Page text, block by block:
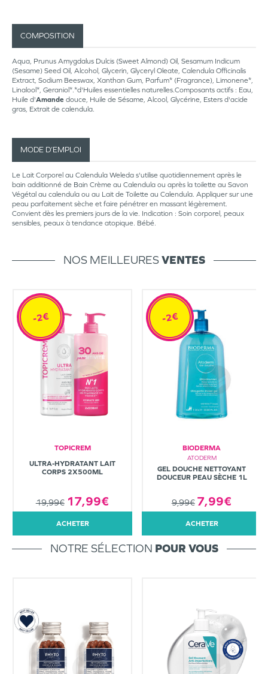
COMPOSITION
Aqua, Prunus Amygdalus Dulcis (Sweet Almond) Oil, Sesamum Indicum
(Sesame) Seed Oil, Alcohol, Glycerin, Glyceryl Oleate, Calendula Officinalis
Extract, Sodium Beeswax, Xanthan Gum, Parfum* (Fragrance), Limonene*,
Linalool*, Geraniol*.*d'Huiles essentielles naturelles.Composants actifs : Eau,
Huile d'Amande douce, Huile de Sésame, Alcool, Glycérine, Esters d'acide
gras, Extrait de calendula.
MODE D’EMPLOI
Le Lait Corporel au Calendula Weleda s'utilise quotidiennement après le
bain additionné de Bain Crème au Calendula ou après la toilette au Savon
Végétal au calendula ou au Lait de Toilette au Calendula. Appliquer sur une
peau parfaitement sèche et faire pénétrer en massant légèrement.
Convient dès les premiers jours de la vie. Indication : Soin corporel, peaux
sensibles, peaux à tendance atopique. Bébé.
NOS MEILLEURESVENTES
TOPICREM
ULTRA-HYDRATANT LAIT
CORPS 2X500ML
19,99€ 17,99€
-2€
ACHETER
BIODERMA
ATODERM
GEL DOUCHE NETTOYANT
DOUCEUR PEAU SÈCHE 1L
9,99€ 7,99€
-2€
ACHETER
NOTRE SÉLECTION POUR VOUS